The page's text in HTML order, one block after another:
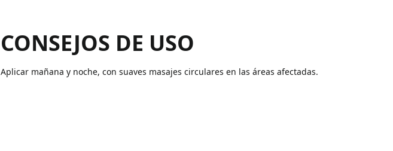
CONSEJOS DE USO
Aplicar mañana y noche, con suaves masajes circulares en las áreas afectadas.